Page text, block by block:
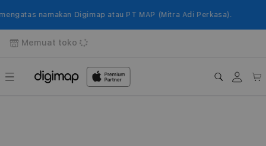
kenamakan Digimap atau PT MAP (Mitra Adi Perkasa).
Memuat toko
Login